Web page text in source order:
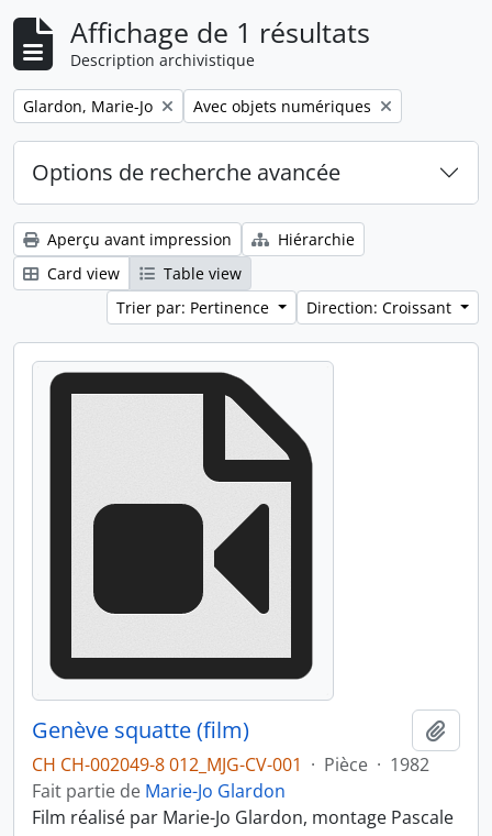
Affichage de 1 résultats
Description archivistique
Remove filter:
Glardon, Marie-Jo Remove filter:
Avec objets numériques
Options de recherche avancée
Aperçu avant impression
Hiérarchie
Card view
Table view
Trier par: Pertinence
Direction: Croissant
Genève squatte (film)
CH CH-002049-8 012_MJG-CV-001 · Pièce · 1982
Fait partie de Marie-Jo Glardon
Film réalisé par Marie-Jo Glardon, montage Pascale